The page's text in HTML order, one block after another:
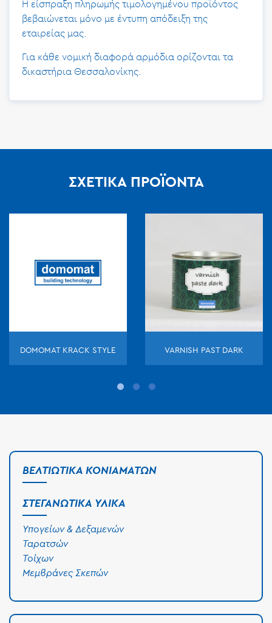
Η είσπραξη πληρωμής τιμολογημένου προϊόντος
βεβαιώνεται μόνο με έντυπη απόδειξη της
εταιρείας μας.
Για κάθε νομική διαφορά αρμόδια ορίζονται τα
δικαστήρια Θεσσαλονίκης.
ΣΧΕΤΙΚΆ ΠΡΟΪΌΝΤΑ
DOMOMAT KRACK STYLE VARNISH PAST DARK
ΒΕΛΤΙΩΤΙΚΆ ΚΟΝΙΑΜΆΤΩΝ
ΣΤΕΓΑΝΩΤΙΚΆ ΥΛΙΚΆ
Υπογείων & Δεξαμενών
Ταρατσών
Τοίχων
Μεμβράνες Σκεπών